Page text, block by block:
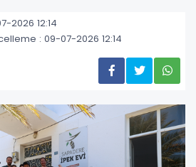
2026 12:14
: 09-07-2026 12:14